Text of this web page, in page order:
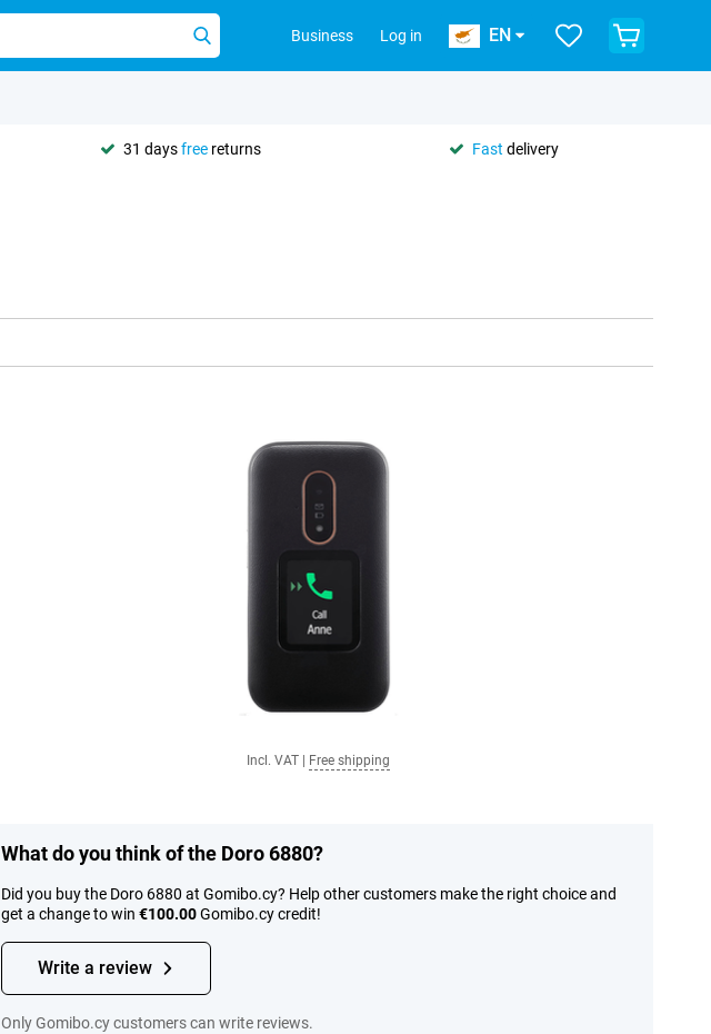
Business Log in EN
31 daysfree returns Fast delivery
Incl. VAT Free shipping
What do you think of the Doro 6880?
Did you buy the Doro 6880 at Gomibo.cy? Help other customers make the right choice and
get a change to win €100.00Gomibo.cy credit!
Write a review
Only Gomibo.cy customers can write reviews.